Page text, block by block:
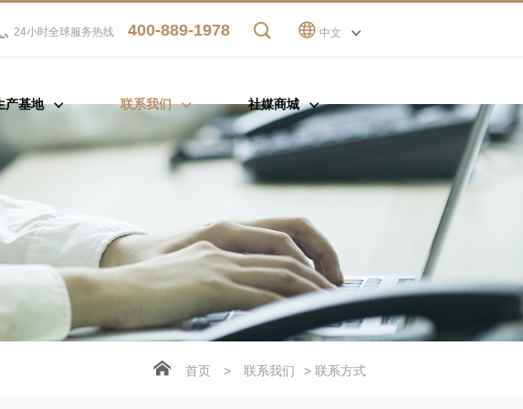
中文
24小时全球服务热线 400-889-1978
产基地 联系我们 社媒商城
首页 > 联系我们 > 联系方式